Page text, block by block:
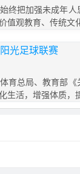
终把加强未成年
值观教育、传统文
光足球联赛
育总局、教育部
生活，增强体质，